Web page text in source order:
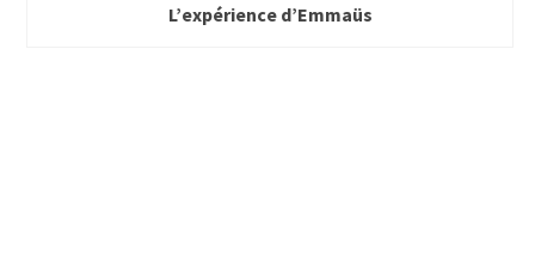
L’expérience d’Emmaüs